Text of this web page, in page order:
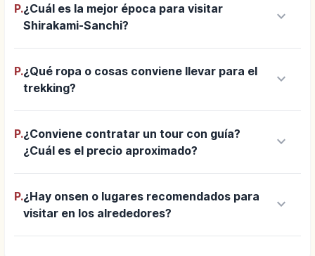
P.¿Cuál es la mejor época para visitar
Shirakami-Sanchi?
keyboard_arrow_down
P.¿Qué ropa o cosas conviene llevar para el
trekking?
keyboard_arrow_down
P.¿Conviene contratar un tour con guía?
¿Cuál es el precio aproximado?
keyboard_arrow_down
P.¿Hay onsen o lugares recomendados para
visitar en los alrededores?
keyboard_arrow_down